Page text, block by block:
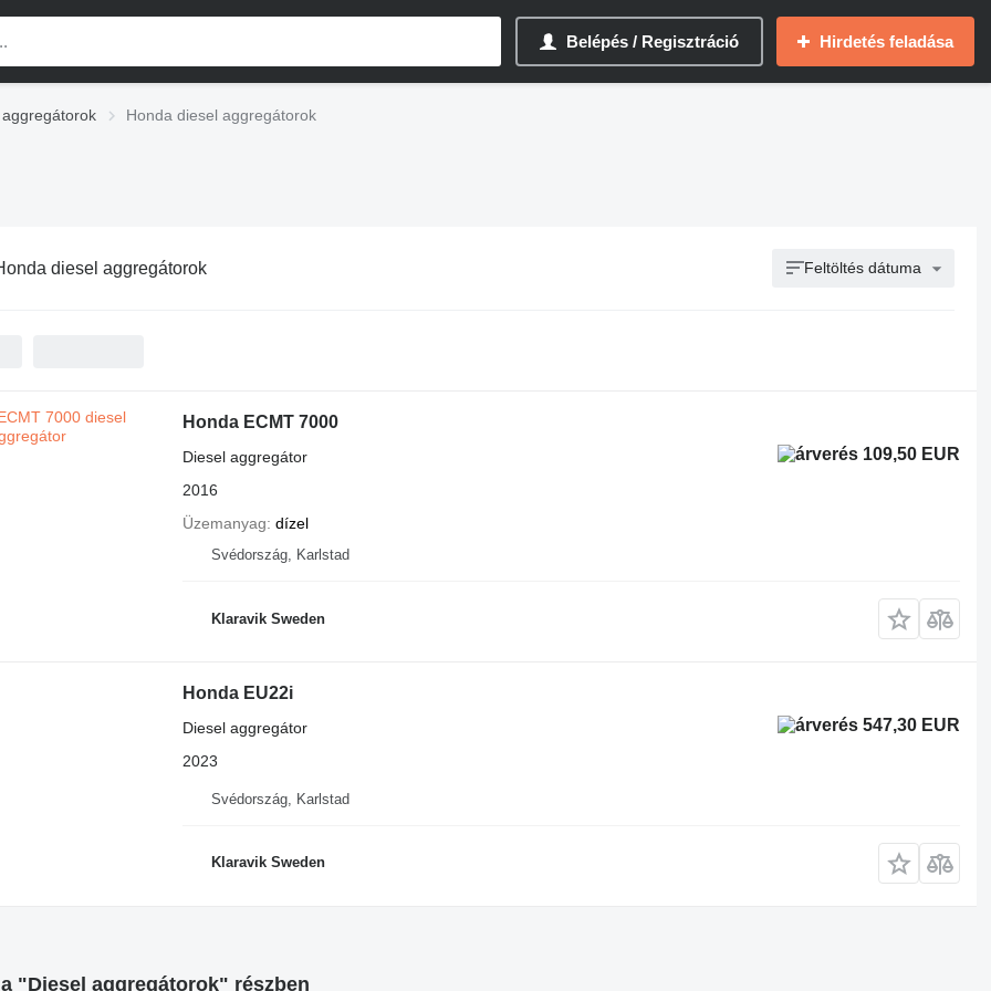
Belépés / Regisztráció Hirdetés feladása
aggregátorok Honda diesel aggregátorok
diesel aggregátorok Feltöltés dátuma
Honda ECMT 7000
109,50 EUR
Diesel aggregátor
2016
Üzemanyag dízel
Svédország, Karlstad
Klaravik Sweden
Honda EU22i
547,30 EUR
Diesel aggregátor
2023
Svédország, Karlstad
Klaravik Sweden
"Diesel aggregátorok" részben